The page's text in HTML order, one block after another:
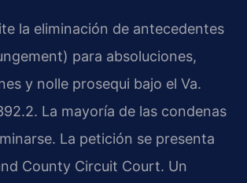
la eliminación de antecedentes
para absoluciones,
y nolle prosequi bajo el Va.
La mayoría de las condenas
La petición se presenta
County Circuit Court. Un